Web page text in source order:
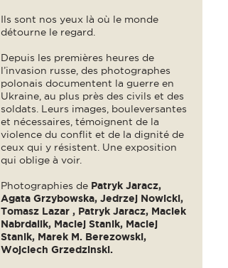
Ils sont nos yeux là où le monde
détourne le regard.
Depuis les premières heures de
l’invasion russe, des photographes
polonais documentent la guerre en
Ukraine, au plus près des civils et des
soldats. Leurs images, bouleversantes
et nécessaires, témoignent de la
violence du conflit et de la dignité de
ceux qui y résistent. Une exposition
qui oblige à voir.
Photographies de Patryk Jaracz,
Agata Grzybowska, Jedrzej Nowicki,
Tomasz Lazar , Patryk Jaracz, Maciek
Nabrdalik, Maciej Stanik, Maciej
Stanik, Marek M. Berezowski,
Wojciech Grzedzinski.